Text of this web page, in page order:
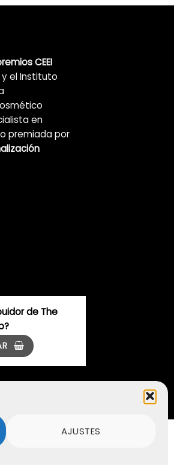
AJUSTES
CEEI
y el Instituto
en
premiada por
de The